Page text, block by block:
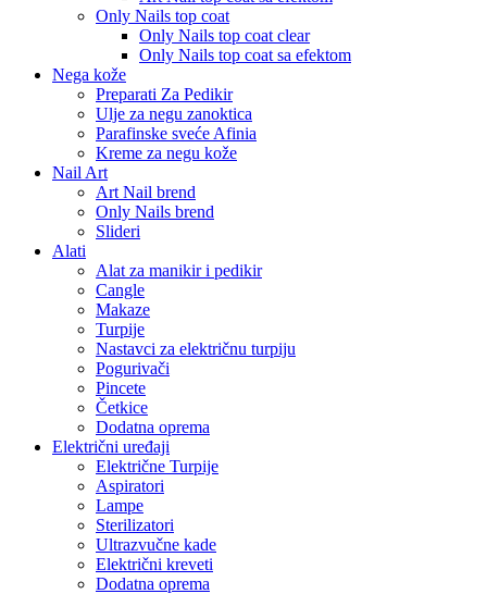
Only Nails top coat
Only Nails top coat clear
Only Nails top coat sa efektom
Nega kože
Preparati Za Pedikir
Ulje za negu zanoktica
Parafinske sveće Afinia
Kreme za negu kože
Nail Art
Art Nail brend
Only Nails brend
Slideri
Alati
Alat za manikir i pedikir
Cangle
Makaze
Turpije
Nastavci za električnu turpiju
Pogurivači
Pincete
Četkice
Dodatna oprema
Električni uređaji
Električne Turpije
Aspiratori
Lampe
Sterilizatori
Ultrazvučne kade
Električni kreveti
Dodatna oprema